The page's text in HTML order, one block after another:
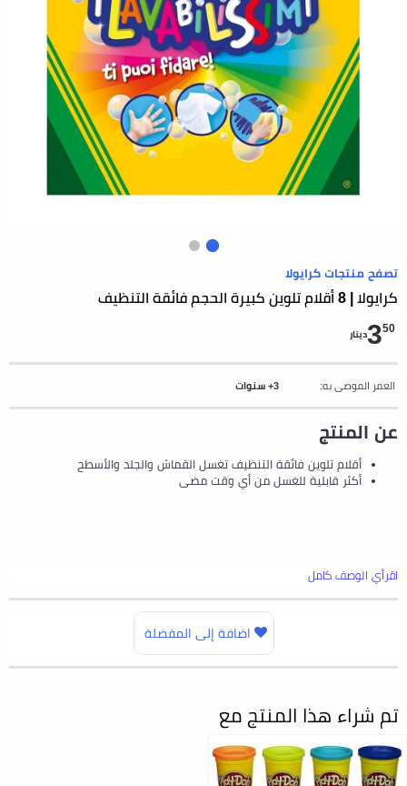
تصفح منتجات كرايولا
كرايولا | 8 أقلام تلوين كبيرة الحجم فائقة التنظيف
350 دينار
العمر الموصى به: 3+ سنوات
عن المنتج
أقلام تلوين فائقة التنظيف تغسل القماش والجلد والأسطح
أكثر قابلية للغسل من أي وقت مضى
اقرأي الوصف كامل
اضافة إلى المفضلة
تم شراء هذا المنتج مع